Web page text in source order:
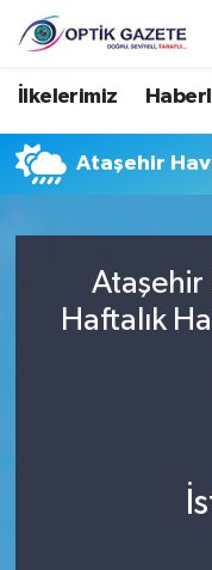
İlkelerimiz
Ataşehir
Ataşehir
Haftalık
Nöbetçi
Hava Durumu
Trafik Durumu
Süper Lig Puan